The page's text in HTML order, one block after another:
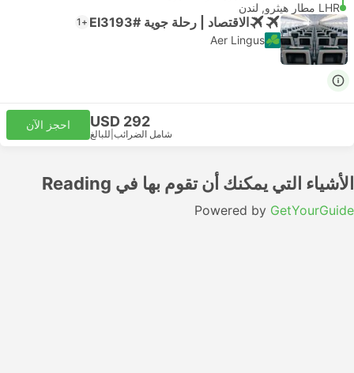
LHR مطار هيثرو, لندن
الاقتصاد | رحلة جوية #EI3193 +1
Aer Lingus
USD 292
شامل الضرائب للبالغ
احجز الآن
الأشياء التي يمكنك أن تقوم بها في Reading
Powered by GetYourGuide